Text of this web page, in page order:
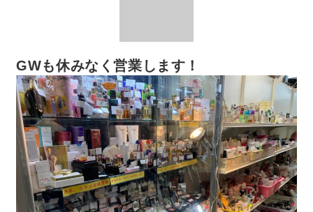
GWも休みなく営業します！